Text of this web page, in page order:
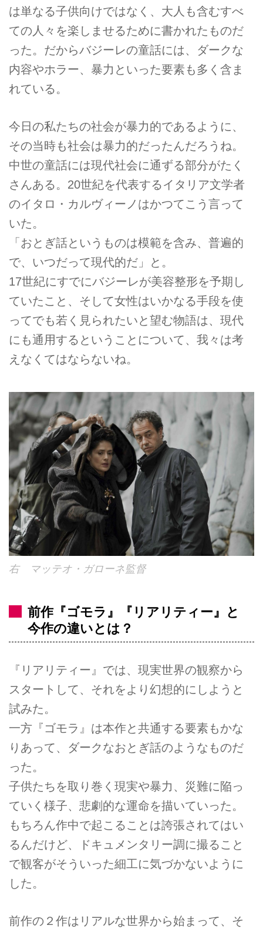
は単なる子供向けではなく、大人も含むすべ
ての人々を楽しませるために書かれたものだ
った。だからバジーレの童話には、ダークな
内容やホラー、暴力といった要素も多く含ま
れている。
今日の私たちの社会が暴力的であるように、
その当時も社会は暴力的だったんだろうね。
中世の童話には現代社会に通ずる部分がたく
さんある。20世紀を代表するイタリア文学者
のイタロ・カルヴィーノはかつてこう言って
いた。
「おとぎ話というものは模範を含み、普遍的
で、いつだって現代的だ」と。
17世紀にすでにバジーレが美容整形を予期し
ていたこと、そして女性はいかなる手段を使
ってでも若く見られたいと望む物語は、現代
にも通用するということについて、我々は考
えなくてはならないね。
右 マッテオ・ガローネ監督
前作『ゴモラ』『リアリティー』と
今作の違いとは？
『リアリティー』では、現実世界の観察から
スタートして、それをより幻想的にしようと
試みた。
一方『ゴモラ』は本作と共通する要素もかな
りあって、ダークなおとぎ話のようなものだ
った。
子供たちを取り巻く現実や暴力、災難に陥っ
ていく様子、悲劇的な運命を描いていった。
もちろん作中で起こることは誇張されてはい
るんだけど、ドキュメンタリー調に撮ること
で観客がそういった細工に気づかないように
した。
前作の２作はリアルな世界から始まって、そ